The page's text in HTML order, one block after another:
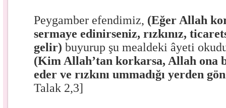
Peygamber efendimiz, (Eğer Allah
sermaye edinirseniz, rızkınız,
gelir)buyurup şu mealdeki âyeti
(Kim Allah’tan korkarsa, Allah ona
eder ve rızkını ummadığı yerden
Talak 2,3]